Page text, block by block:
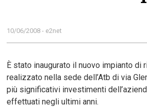
10/06/2008 - e2net
È stato inaugurato il nuovo impianto di
realizzato nella sede dell’Atb di via
più significativi investimenti
effettuati negli ultimi anni.